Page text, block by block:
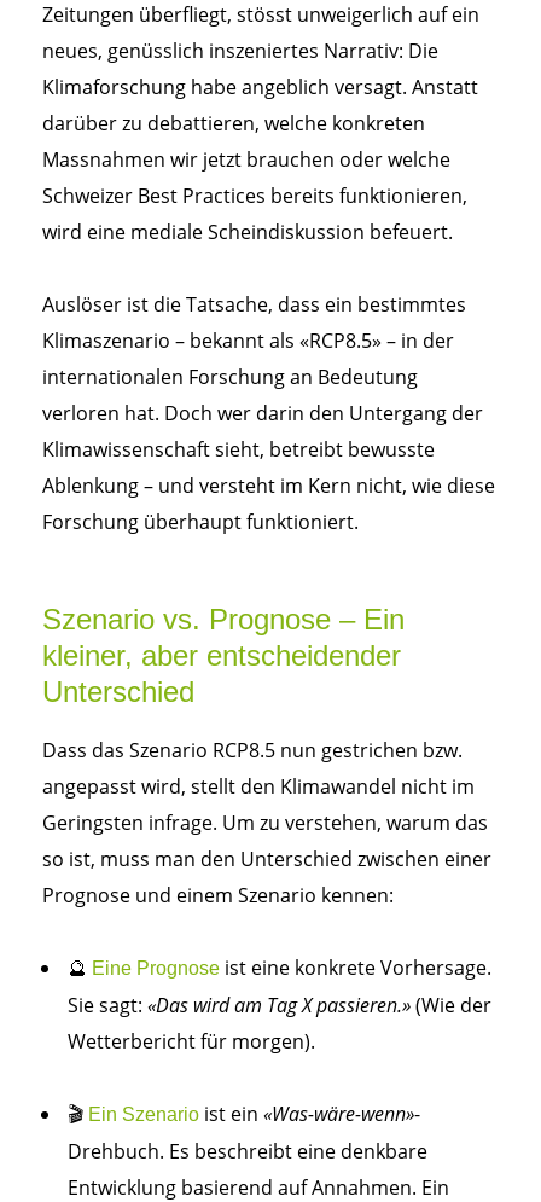
Zeitungen überfliegt, stösst unweigerlich auf ein
neues, genüsslich inszeniertes Narrativ: Die
Klimaforschung habe angeblich versagt. Anstatt
darüber zu debattieren, welche konkreten
Massnahmen wir jetzt brauchen oder welche
Schweizer Best Practices bereits funktionieren,
wird eine mediale Scheindiskussion befeuert.
Auslöser ist die Tatsache, dass ein bestimmtes
Klimaszenario – bekannt als «RCP8.5» – in der
internationalen Forschung an Bedeutung
verloren hat. Doch wer darin den Untergang der
Klimawissenschaft sieht, betreibt bewusste
Ablenkung – und versteht im Kern nicht, wie diese
Forschung überhaupt funktioniert.
Szenario vs. Prognose – Ein
kleiner, aber entscheidender
Unterschied
Dass das Szenario RCP8.5 nun gestrichen bzw.
angepasst wird, stellt den Klimawandel nicht im
Geringsten infrage. Um zu verstehen, warum das
so ist, muss man den Unterschied zwischen einer
Prognose und einem Szenario kennen:
🔮 Eine Prognose ist eine konkrete Vorhersage.
Sie sagt: «Das wird am Tag X passieren.»(Wie der
Wetterbericht für morgen).
🎬 Ein Szenario ist ein «Was-wäre-wenn»-
Drehbuch. Es beschreibt eine denkbare
Entwicklung basierend auf Annahmen. Ein